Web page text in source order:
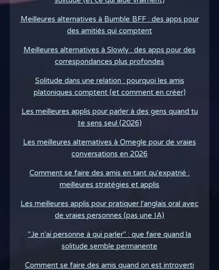
Meilleures alternatives à Bumble BFF : des apps pour
des amitiés qui comptent
Meilleures alternatives à Slowly : des apps pour des
correspondances plus profondes
Solitude dans une relation : pourquoi les amis
platoniques comptent (et comment en créer)
Les meilleures applis pour parler à des gens quand tu
te sens seul (2026)
Les meilleures alternatives à Omegle pour de vraies
conversations en 2026
Comment se faire des amis en tant qu'expatrié :
meilleures stratégies et applis
Les meilleures applis pour pratiquer l'anglais oral avec
de vraies personnes (pas une IA)
"Je n'ai personne à qui parler" : que faire quand la
solitude semble permanente
Comment se faire des amis quand on est introverti